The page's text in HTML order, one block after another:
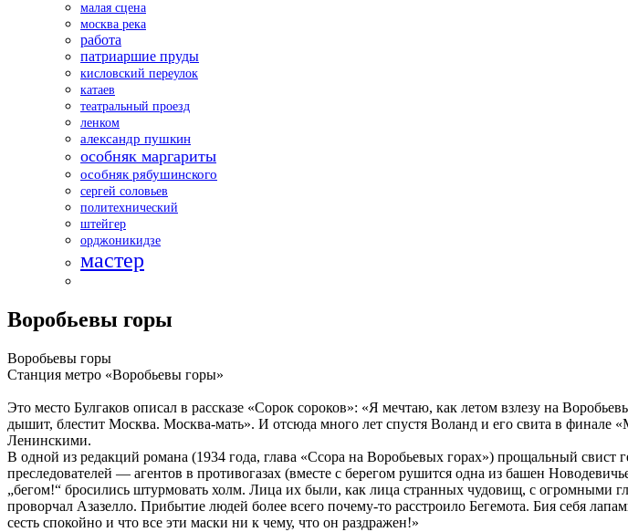
малая сцена
москва река
работа
патриаршие пруды
кисловский переулок
катаев
театральный проезд
ленком
александр пушкин
особняк маргариты
особняк рябушинского
сергей соловьев
политехнический
штейгер
орджоникидзе
мастер
Воробьевы горы
Воробьевы горы
Станция метро «Воробьевы горы»
Это место Булгаков описал в рассказе «Сорок сороков»: «Я мечтаю, как летом взлезу на
дышит, блестит Москва. Москва-мать». И отсюда много лет спустя Воланд и его свита в
Ленинскими.
В одной из редакций романа (1934 года, глава «Ссора на Воробьевых горах») прощальный
преследователей — агентов в противогазах (вместе с берегом рушится одна из башен
„бегом!“ бросились штурмовать холм. Лица их были, как лица странных чудовищ, с огромными
проворчал Азазелло. Прибытие людей более всего почему-то расстроило Бегемота. Бия себя
сесть спокойно и что все эти маски ни к чему, что он раздражен!»